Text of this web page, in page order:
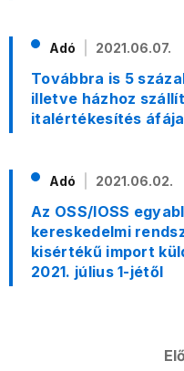
Adó 2021.06.07.
Továbbra is 5
illetve házhoz
italértékesítés áfája
Adó 2021.06.02.
Az OSS/IOSS
kereskedelmi
kisértékű import
2021. július 1-jétől